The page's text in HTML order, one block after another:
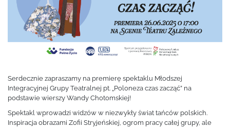
Serdecznie zapraszamy na premierę spektaklu Młodszej
Integracyjnej Grupy Teatralnej pt. „Poloneza czas zacząć” na
podstawie wierszy Wandy Chotomskiej!
Spektakl wprowadzi widzów w niezwykły świat tańców polskich.
Inspiracja obrazami Zofii Stryjeńskiej, ogrom pracy całej grupy, ale